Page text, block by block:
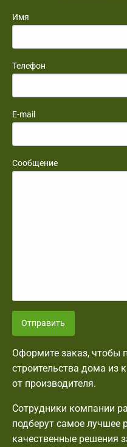
Имя
Телефон
E-mail
Сообщение
Отправить
Оформите заказ, чтобы
строительства дома из
от производителя.
Сотрудники компании
подберут самое лучшее
качественные решения